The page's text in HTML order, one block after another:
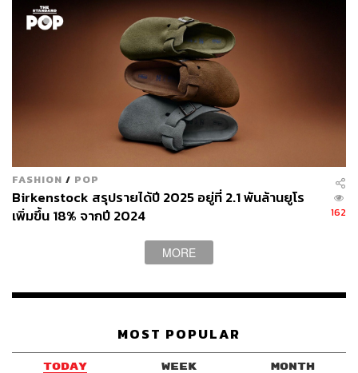
FASHION / POP
Birkenstock สรุปรายได้ปี 2025 อยู่ที่ 2.1 พันล้านยูโร
เพิ่มขึ้น 18% จากปี 2024
162
MORE
MOST POPULAR
TODAY WEEK MONTH